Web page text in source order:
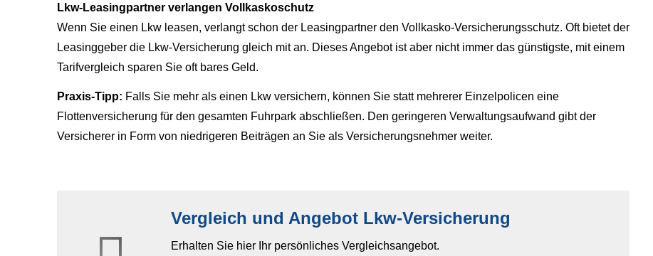
Lkw-Leasingpartner verlangen Vollkaskoschutz
Wenn Sie einen Lkw leasen, verlangt schon der Leasingpartner den Vollkasko-Versicherungsschutz. Oft bietet der
Leasinggeber die Lkw-Versicherung gleich mit an. Dieses Angebot ist aber nicht immer das günstigste, mit einem
Tarifvergleich sparen Sie oft bares Geld.
Praxis-Tipp: Falls Sie mehr als einen Lkw ver­sichern, können Sie statt mehrerer Einzelpolicen eine
Flottenversicherung für den gesamten Fuhrpark abschließen. Den geringeren Verwaltungsaufwand gibt der
Versicherer in Form von niedrigeren Beiträgen an Sie als Versicherungsnehmer weiter.
Vergleich und Angebot Lkw-Versicherung
Erhalten Sie hier Ihr persönliches Vergleichsangebot.